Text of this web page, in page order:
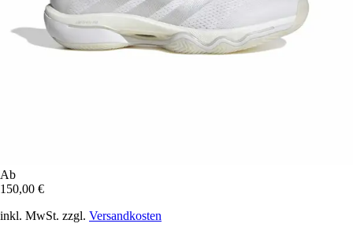
Ab
150,00 €
inkl. MwSt. zzgl. Versandkosten